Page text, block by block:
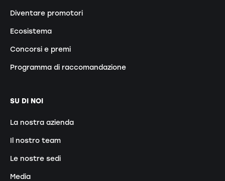
Diventare promotori
Ecosistema
Concorsi e premi
Programma di raccomandazione
SU DI NOI
La nostra azienda
Il nostro team
Le nostre sedi
Media